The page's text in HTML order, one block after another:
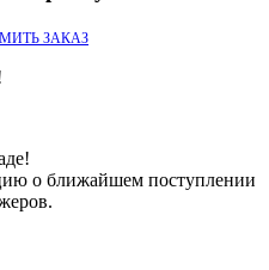
ЗАКАЗ
о ближайшем поступлении